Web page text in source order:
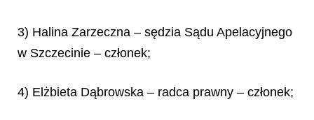
3) Halina Zarzeczna – sędzia Sądu Apelacyjnego
w Szczecinie – członek;
4) Elżbieta Dąbrowska – radca prawny – członek;